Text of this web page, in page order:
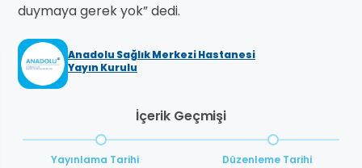
duymaya gerek yok” dedi.
Anadolu Sağlık Merkezi Hastanesi
Yayın Kurulu
İçerik Geçmişi
Yayınlama Tarihi
Düzenleme Tarihi